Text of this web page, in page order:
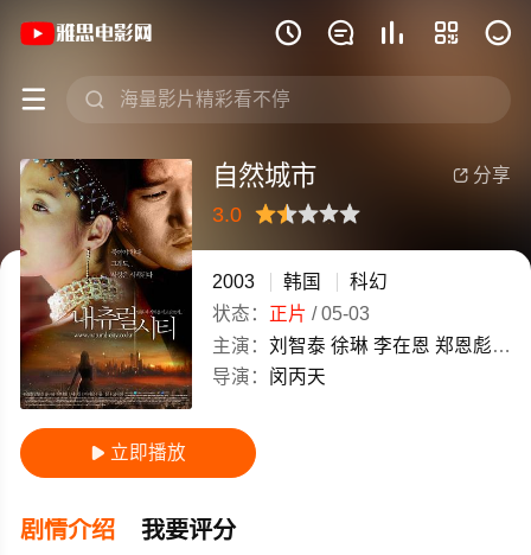
    
 
《自然城市》(2003)韩国韩语高清电影
 分享
自然城市
3.0
很差较差
还行推荐力荐
2003 韩国
科幻
状态： 正片 /05-03
主演： 刘智泰 徐琳 李在恩 郑恩彪 郑
导演： 闵丙天
 立即播放
剧情介绍 我要评分